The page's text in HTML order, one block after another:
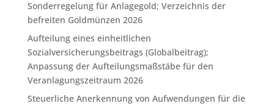
Sonderregelung für Anlagegold; Verzeichnis der
befreiten Goldmünzen 2026
Aufteilung eines einheitlichen
Sozialversicherungsbeitrags (Globalbeitrag);
Anpassung der Aufteilungsmaßstäbe für den
Veranlagungszeitraum 2026
Steuerliche Anerkennung von Aufwendungen für die